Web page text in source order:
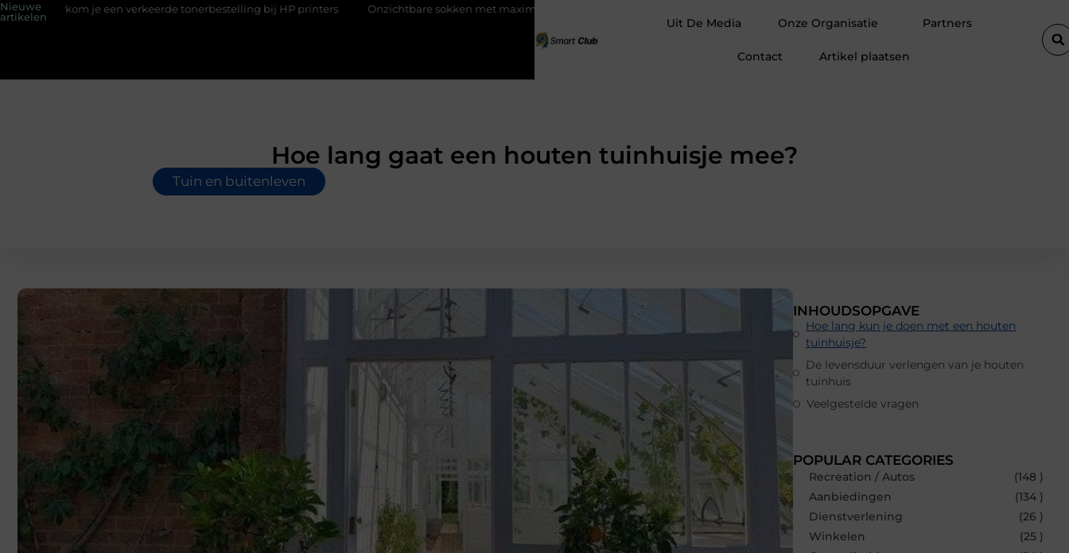
Nieuwe
artikelen
je een verkeerde tonerbestelling bij HP printers Onzichtbare sokken met maximaal comfort
Uit De Media Onze Organisatie Partners
Contact Artikel plaatsen
Hoe lang gaat een houten tuinhuisje mee?
Tuin en buitenleven
INHOUDSOPGAVE
Hoe lang kun je doen met een houten
tuinhuisje?
De levensduur verlengen van je houten
tuinhuis
Veelgestelde vragen
POPULAR CATEGORIES
Recreation / Autos
(148 )
Aanbiedingen
(134 )
Dienstverlening
(26 )
Winkelen
(25 )